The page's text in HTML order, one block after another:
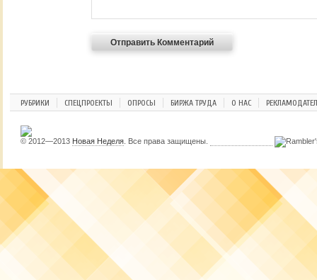
РУБРИКИ СПЕЦПРОЕКТЫ ОПРОСЫ БИРЖА ТРУДА О НАС
© 2012—2013 Новая Неделя . Все права защищены.